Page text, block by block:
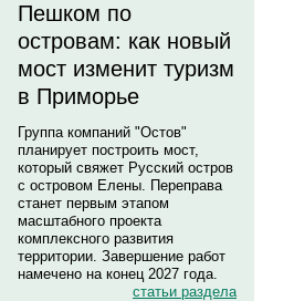
Пешком по
островам: как новый
мост изменит туризм
в Приморье
Группа компаний "Остов"
планирует построить мост,
который свяжет Русский остров
с островом Елены. Переправа
станет первым этапом
масштабного проекта
комплексного развития
территории. Завершение работ
намечено на конец 2027 года.
статьи раздела